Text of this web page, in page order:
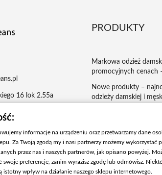
16 lok 2.55a
PRODUKTY
Markowa odzież
promocyjnych cenach
Nowe produkty –
odzieży damskiej i
informacje na urządzeniu oraz przetwarzamy dane
Za Twoją zgodą my i nasi partnerzy możemy wykorzystać
przez nas i naszych partnerów, jak opisano powyżej.
swoje preferencje, zanim wyrazisz zgodę lub odmówisz.
wpływ na działanie naszego sklepu internetowego.